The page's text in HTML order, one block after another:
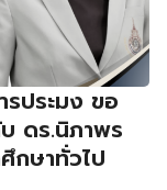
รประมง ขอ
ดร.นิภาพร
กษาทั่วไป